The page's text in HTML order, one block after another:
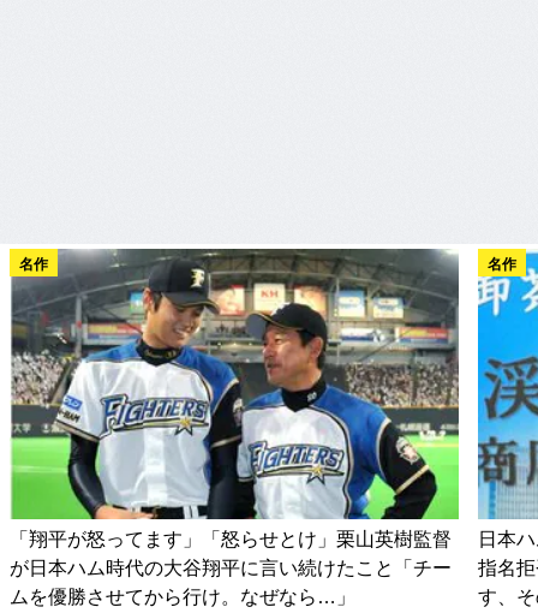
名作
「翔平が怒ってます」「怒らせとけ」栗山英樹監督
が日本ハム時代の大谷翔平に言い続けたこと「チー
ムを優勝させてから行け。なぜなら…」
名作
日本
指名
す、